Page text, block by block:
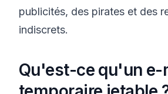
publicités, des pirates et des
indiscrets.
Qu'est-ce qu'un e-